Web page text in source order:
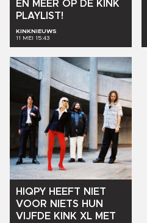
EN
MEER OP DE KINK
PLAYLIST!
KINKNIEUWS
11 MEI 15:43
HIQPY HEEFT NIET
VOOR NIETS HUN
VIJFDE KINK XL MET